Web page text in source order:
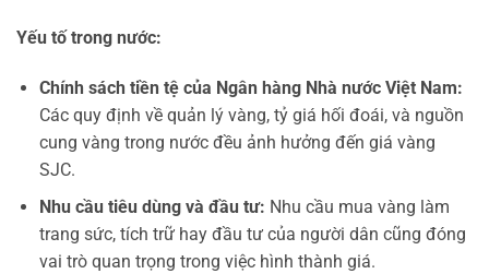
Yếu tố trong nước:
Chính sách tiền tệ của Ngân hàng Nhà nước Việt Nam:
Các quy định về quản lý vàng, tỷ giá hối đoái, và nguồn
cung vàng trong nước đều ảnh hưởng đến giá vàng
SJC.
Nhu cầu tiêu dùng và đầu tư: Nhu cầu mua vàng làm
trang sức, tích trữ hay đầu tư của người dân cũng đóng
vai trò quan trọng trong việc hình thành giá.